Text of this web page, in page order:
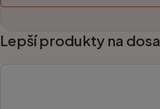
Lepší produkty na